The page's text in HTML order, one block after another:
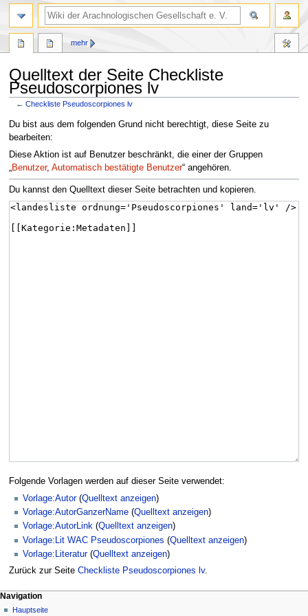
Quelltext der Seite Checkliste
Pseudoscorpiones lv
←Checkliste Pseudoscorpiones lv
Zur
Navigation
springen
Zur
Suche
springen
Du bist aus dem folgenden Grund nicht berechtigt, diese Seite zu
bearbeiten:
Diese Aktion ist auf Benutzer beschränkt, die einer der Gruppen
„Benutzer, Automatisch bestätigte Benutzer“ angehören.
Du kannst den Quelltext dieser Seite betrachten und kopieren.
Folgende Vorlagen werden auf dieser Seite verwendet:
Vorlage:Autor(Quelltext anzeigen)
Vorlage:AutorGanzerName (Quelltext anzeigen)
Vorlage:AutorLink (Quelltext anzeigen)
Vorlage:Lit WAC Pseudoscorpiones (Quelltext anzeigen)
Vorlage:Literatur(Quelltext anzeigen)
Zurück zur Seite Checkliste Pseudoscorpiones lv.
mehr
Navigation
Hauptseite